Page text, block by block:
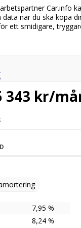
mil
film på bilen
direkt online
utrustning och tillval
begagnade bilar
i hela Sverige
via Folksam
på Trustpilot
bilar
Bil AB,
är leveransklara
korta
Car.info
data när du ska köpa
ett smidigare,
343 kr/
7,95 %
8,24 %